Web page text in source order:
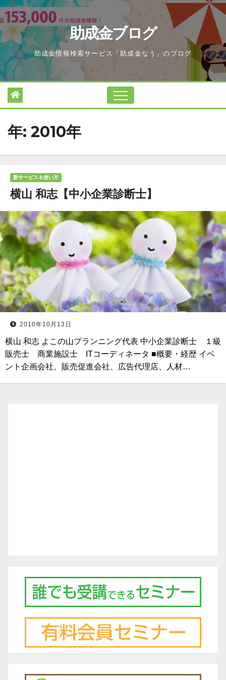
Skip
to
content
助成金ブログ
助成金情報検索サービス「助成金なう」のブログ
年: 2010年
新サービス＆使い方
横山 和志【中小企業診断士】
2010年10月13日
横山 和志 よこの山プランニング代表 中小企業診断士 １級
販売士 商業施設士 ITコーディネータ ■概要・経歴 イベ
ント企画会社、販売促進会社、広告代理店、人材…